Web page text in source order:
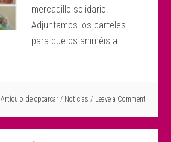
mercadillo solidario.
Adjuntamos los carteles
para que os animéis a
Artículo de cpcarcar / Noticias Leave a Comment